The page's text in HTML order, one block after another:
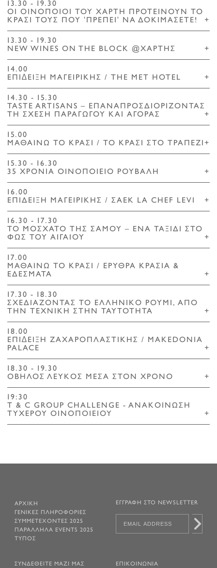
13.30 - 19.30
ΟΙ ΟΙΝΟΠΟΙΟΙ ΤΟΥ ΧΑΡΤΗ ΠΡΟΤΕΙΝΟΥΝ ΤΟ
ΚΡΑΣΙ ΤΟΥΣ ΠΟΥ 'ΠΡΕΠΕΙ' ΝΑ ΔΟΚΙΜΑΣΕΤΕ!
+
13.30 - 19.30
NEW WINES ON THE BLOCK @ΧΑΡΤΗΣ
+
14.00
ΕΠΙ∆ΕΙΞΗ ΜΑΓΕΙΡΙΚΗΣ / THE MET HOTEL
+
14.30 - 15.30
TASTE ARTISANS – ΕΠΑΝΑΠΡΟΣΔΙΟΡΙΖΟΝΤΑΣ
ΤΗ ΣΧΕΣΗ ΠΑΡΑΓΩΓΟΥ ΚΑΙ ΑΓΟΡΑΣ
+
15.00
ΜΑΘΑΙΝΩ ΤΟ ΚΡΑΣΙ / ΤΟ ΚΡΑΣΙ ΣΤΟ ΤΡΑΠΕΖΙ +
15.30 - 16.30
35 ΧΡΟΝΙΑ ΟΙΝΟΠΟΙΕΙΟ ΡΟΥΒΑΛΗ
+
16.00
ΕΠΙΔΕΙΞΗ ΜΑΓΕΙΡΙΚΗΣ / ΣΑΕΚ LA CHEF LEVI
+
16.30 - 17.30
ΤΟ ΜΟΣΧΑΤΟ ΤΗΣ ΣΑΜΟΥ – ΕΝΑ ΤΑΞΙΔΙ ΣΤΟ
ΦΩΣ ΤΟΥ ΑΙΓΑΙΟΥ
+
17.00
ΜΑΘΑΙΝΩ ΤΟ ΚΡΑΣΙ / ΕΡΥΘΡΑ ΚΡΑΣΙΑ &
ΕΔΕΣΜΑΤΑ
+
17.30 - 18.30
ΣΧΕΔΙΑΖΟΝΤΑΣ ΤΟ ΕΛΛΗΝΙΚΟ ΡΟΥΜΙ, ΑΠΟ
ΤΗΝ ΤΕΧΝΙΚΗ ΣΤΗΝ ΤΑΥΤΟΤΗΤΑ
+
18.00
ΕΠΙ∆ΕΙΞΗ ΖΑΧΑΡΟΠΛΑΣΤΙΚΗΣ / MAKEDONIA
PALACE
+
18.30 - 19.30
ΟΒΗΛΟΣ ΛΕΥΚΟΣ ΜΕΣΑ ΣΤΟΝ ΧΡΟΝΟ
+
19:30
T & C GROUP CHALLENGE - ANAΚΟΙΝΩΣΗ
ΤΥΧΕΡΟΥ ΟΙΝΟΠΟΙΕΙΟΥ
+
ΑΡΧΙΚΗ
ΓΕΝΙΚΕΣ ΠΛΗΡΟΦΟΡΙΕΣ
ΣΥΜΜΕΤΕΧΟΝΤΕΣ 2025
ΠΑΡΑΛΛΗΛΑ EVENTS 2025
ΤΥΠΟΣ
ΕΓΓΡΑΦΗ ΣΤΟ NEWSLETTER
ΣΥΝΔΕΘΕΙΤΕ ΜΑΖΙ ΜΑΣ ΕΠΙΚΟΙΝΩΝΙΑ